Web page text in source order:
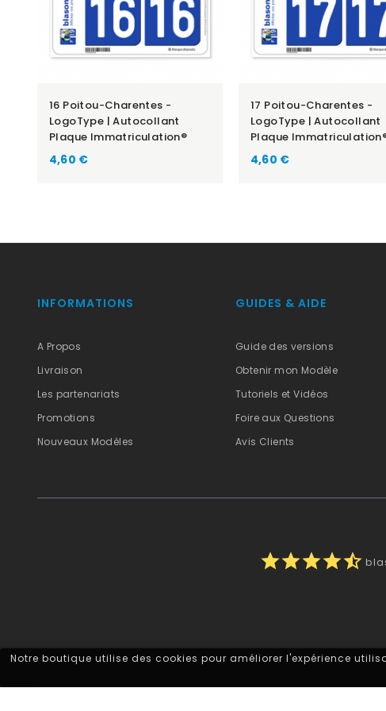
Notre boutique utilise des cookies pour améliorer l'expérience
16 Poitou-Charentes -
LogoType | Autocollant
Plaque Immatriculation®
Prix
4,60 €
17 Poitou-Charentes -
LogoType | Autocollant
Plaque
Prix
4,60 €
INFORMATIONS
A Propos
Livraison
Les partenariats
Promotions
Nouveaux Modèles
GUIDES & AIDE
Guide des versions
Obtenir mon Modèle
Tutoriels et Vidéos
Foire aux Questions
Avis Clients
starstarstarstarstar_half